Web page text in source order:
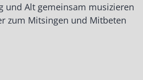
und Alt gemeinsam musizieren
zum Mitsingen und Mitbeten